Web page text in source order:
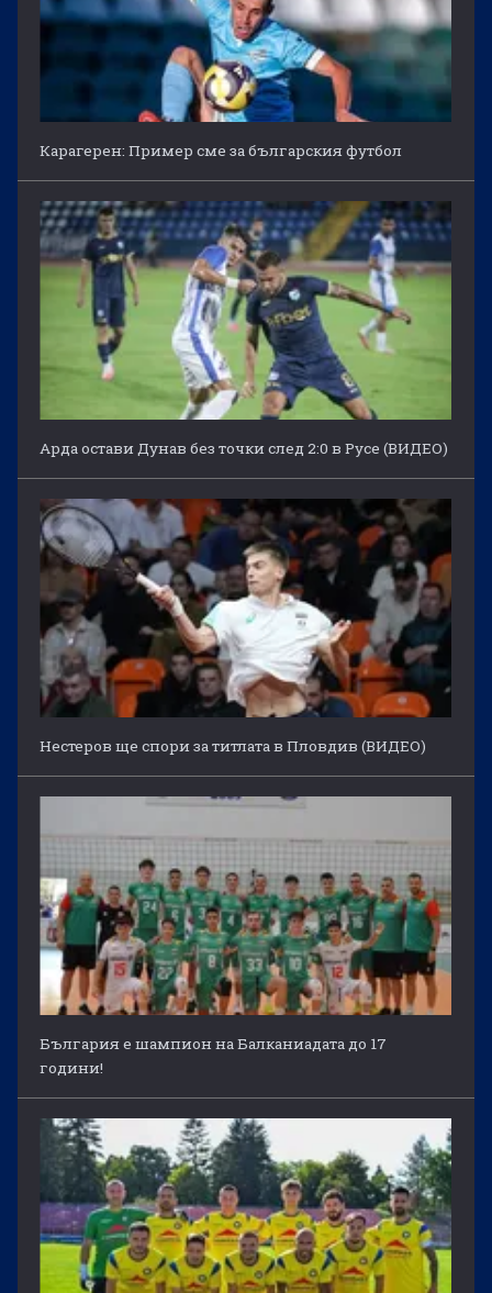
Карагерен: Пример сме за българския футбол
Арда остави Дунав без точки след 2:0 в Русе (ВИДЕО)
Нестеров ще спори за титлата в Пловдив (ВИДЕО)
България е шампион на Балканиадата до 17
години!